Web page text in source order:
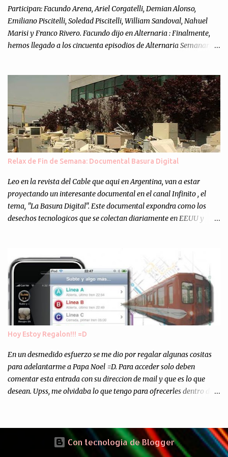
Participan: Facundo Arena, Ariel Corgatelli, Demian Alonso,
Emiliano Piscitelli, Soledad Piscitelli, William Sandoval, Nahuel
Marisi y Franco Rivero. Facundo dijo en Alternaria : Finalmente,
hemos llegado a los cincuenta episodios de Alternaria Semanario.
nuestra propia óptica: un punto de vista independiente e
informal.Para festejarlo, se nos ocurrió que estemos todos juntos; y
cuando digo "todos" me refiero a toda la gente que alguna vez
participó en el semanario como panelista, y a ustedes. Por eso se
nos ocurrió la idea de emitir video en vivo. La tarea no fué facil,
hubo que coordinar horarios, preparar el estudio, configurar
muchos programejos y hacer muchas pruebas. ¿El resultado?
Totalmente inesperado. Mas de 200 personas en vivo
escuchándonos y viendo como grabamos el semanario es, para mi
personalmente, un éxito y un logro sin precedentes. Sinceram...
Relax de Fin de Semana: Documental Basura Digital
Leo en la revista del Cable que aqui en Argentina, van a estar
proyectando un interesante documental en el canal Infinito , el
tema, "La Basura Digital". Este documental expondra como los
desechos tecnologicos que se colectan diariamente en EEUU y
Asi, todos los residuos sonincinerados produciendo lo que los
ambientalistas llaman "La Pesadilla de la Edad Cibernetica". La
transmision es el Domingo 2 de diciembre a las 21:00 hs. Me
parecio muy interesante, no creo que lo pueda ver por la hora, asi
que los comentarios los dejo en sus manos...
Hoy Estoy Regalon!!! =D
En un desmedido esfuerzo se me dio por regalar algunas cositas
para adelantarme a Papa Noel =D. Para acceder solo deben
comentar esta entrada con su direccion de mail y que es lo que
desean. Upss, me olvidaba lo que tengo para ofrecerles dentro de
del Sr. Angel Traversi de AMT Desarrollos * 7 Invitaciones para
Google Wave , si bien ya son muchas las que estan dando vueltas,
nunca estan de mas. (*) Sobre Subtes y Algo Mas : La forma más
Con tecnología de Blogger